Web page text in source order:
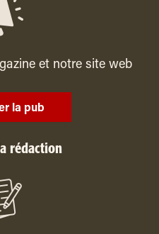
et notre site web
la pub
rédaction